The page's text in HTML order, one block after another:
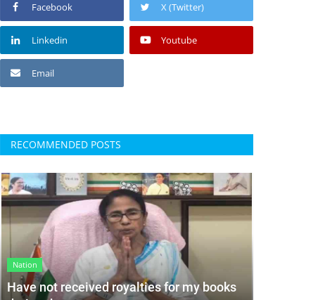
Facebook X (Twitter)
Linkedin Youtube
Email
RECOMMENDED POSTS
Nation
Have not received royalties for my books